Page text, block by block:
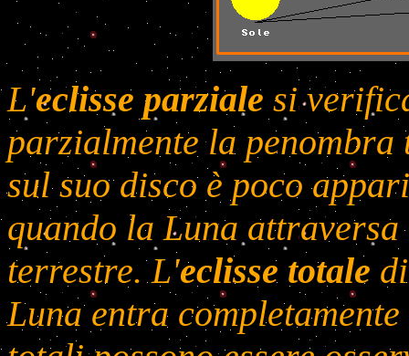
L'eclisse parziale si
parzialmente la
sul suo disco è poco
quando la Luna
terrestre. L'eclisse totale
Luna entra